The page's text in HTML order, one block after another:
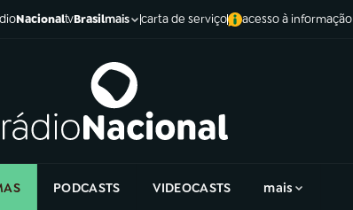
NacionaltvBrasilmais carta de serviço acesso à informação
PODCASTS VIDEOCASTS mais